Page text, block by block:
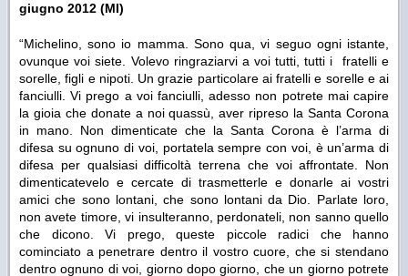
giugno 2012 (MI)
“Michelino, sono io mamma. Sono qua, vi seguo ogni istante,
ovunque voi siete. Volevo ringraziarvi a voi tutti, tutti i fratelli e
sorelle, figli e nipoti. Un grazie particolare ai fratelli e sorelle e ai
fanciulli. Vi prego a voi fanciulli, adesso non potrete mai capire
la gioia che donate a noi quassù, aver ripreso la Santa Corona
in mano. Non dimenticate che la Santa Corona è l’arma di
difesa su ognuno di voi, portatela sempre con voi, è un’arma di
difesa per qualsiasi difficoltà terrena che voi affrontate. Non
dimenticatevelo e cercate di trasmetterle e donarle ai vostri
amici che sono lontani, che sono lontani da Dio. Parlate loro,
non avete timore, vi insulteranno, perdonateli, non sanno quello
che dicono. Vi prego, queste piccole radici che hanno
cominciato a penetrare dentro il vostro cuore, che si stendano
dentro ognuno di voi, giorno dopo giorno, che un giorno potrete